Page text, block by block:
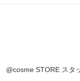
@cosme STORE スタ